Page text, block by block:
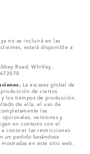
no se incluirá en las
estará disponible a
Road, Whitley,
La escasez global de
de ciertos
los tiempos de producción.
de ella, el uso de
las
versiones y
en contacto con el
conocer las restricciones
un pedido basándose
en este sitio web.